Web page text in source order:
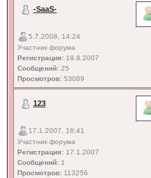
-SaaS-
5.7.2008, 14:24
Участник форума
Регистрация:19.8.2007
Сообщений:25
Просмотров:53089
123
17.1.2007, 16:41
Участник форума
Регистрация:17.1.2007
Сообщений:1
Просмотров:113256